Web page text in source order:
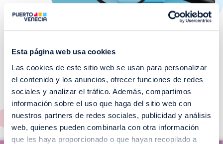
Esta página web usa cookies
Las cookies de este sitio web se usan para personalizar
el contenido y los anuncios, ofrecer funciones de redes
sociales y analizar el tráfico. Además, compartimos
información sobre el uso que haga del sitio web con
nuestros partners de redes sociales, publicidad y análisis
web, quienes pueden combinarla con otra información
que les haya proporcionado o que hayan recopilado a
¡No te pierdas nuestros
EVENTOS!
Ver todos >